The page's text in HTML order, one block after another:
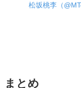
松坂桃李（
まとめ